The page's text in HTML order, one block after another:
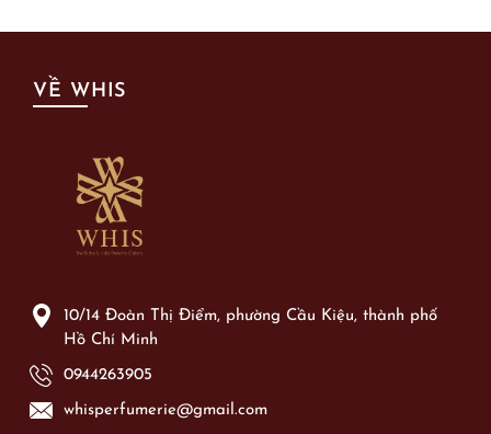
VỀ WHIS
10/14 Đoàn Thị Điểm, phường Cầu Kiệu, thành phố
Hồ Chí Minh
0944263905
whisperfumerie@gmail.com